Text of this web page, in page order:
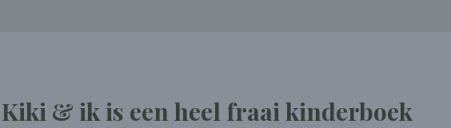
Kiki & ik is een heel fraai kinderboek